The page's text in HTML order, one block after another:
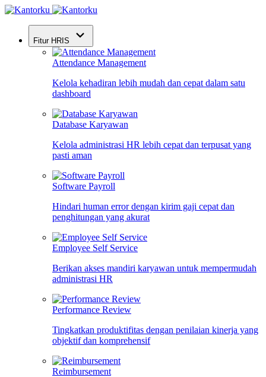
Fitur HRIS
Attendance Management
Kelola kehadiran lebih mudah dan cepat dalam satu
dashboard
Database Karyawan
Kelola administrasi HR lebih cepat dan terpusat yang
pasti aman
Software Payroll
Hindari human error dengan kirim gaji cepat dan
penghitungan yang akurat
Employee Self Service
Berikan akses mandiri karyawan untuk mempermudah
administrasi HR
Performance Review
Tingkatkan produktifitas dengan penilaian kinerja yang
objektif dan komprehensif
Reimbursement